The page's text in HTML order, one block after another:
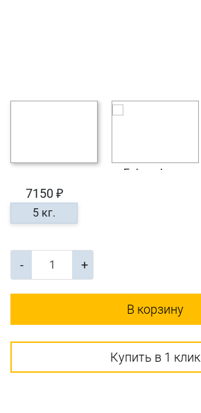
7150 ₽
5 кг.
- +
В корзину
Купить в 1 клик